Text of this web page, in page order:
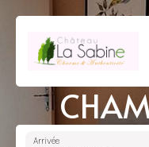
Arrivée